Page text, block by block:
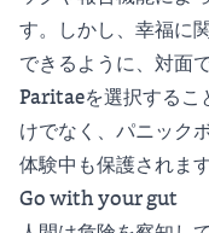
す。しかし、幸福に
できるように、対面
Paritaeを選択するこ
けでなく、パニック
体験中も保護されます
Go with your gut